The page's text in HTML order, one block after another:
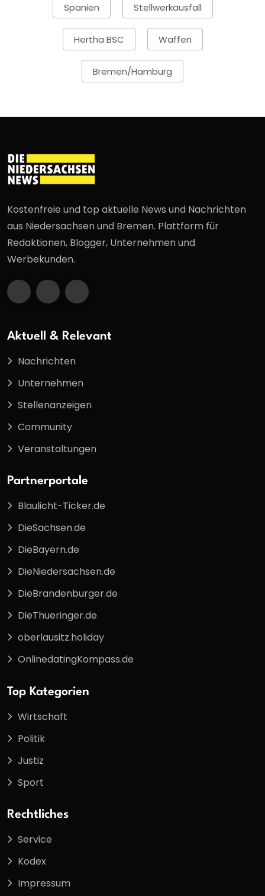
Spanien Stellwerkausfall
Hertha BSC Waffen
Bremen/Hamburg
Kostenfreie und top aktuelle News und Nachrichten
aus Niedersachsen und Bremen. Plattform für
Redaktionen, Blogger, Unternehmen und
Werbekunden.
Aktuell & Relevant
Nachrichten
Unternehmen
Stellenanzeigen
Community
Veranstaltungen
Partnerportale
Blaulicht-Ticker.de
DieSachsen.de
DieBayern.de
DieNiedersachsen.de
DieBrandenburger.de
DieThueringer.de
oberlausitz.holiday
OnlinedatingKompass.de
Top Kategorien
Wirtschaft
Politik
Justiz
Sport
Rechtliches
Service
Kodex
Impressum